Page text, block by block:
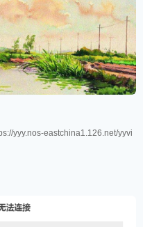
yyy.nos-eastchina1.126.net/yyvi